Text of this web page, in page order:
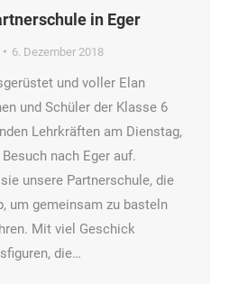
in Eger
6. Dezember 2018
und voller Elan
und Schüler der Klasse 6
Lehrkräften am Dienstag,
nach Eger auf.
unsere Partnerschule, die
um gemeinsam zu basteln
Mit viel Geschick
die…